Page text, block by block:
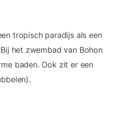
tropisch paradijs als een
het zwembad van Bohon
baden. Ook zit er een